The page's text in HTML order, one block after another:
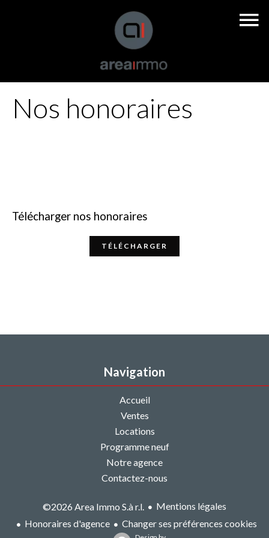
Nos honoraires
Télécharger nos honoraires
TÉLÉCHARGER
Navigation
Accueil
Ventes
Locations
Programme neuf
Notre agence
Contactez-nous
©2026 Area Immo S.à r.l.
Mentions légales
Honoraires d'agence
Changer ses préférences cookies